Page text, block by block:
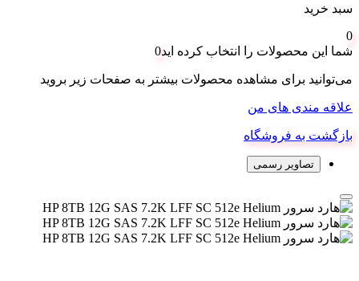
سبد خرید
0
شما این محصولات را انتخاب کرده اید0
می‌توانید برای مشاهده محصولات بیشتر به صفحات زیر بروید
علاقه مندی های من
بازگشت به فروشگاه
تصاویر رسمی